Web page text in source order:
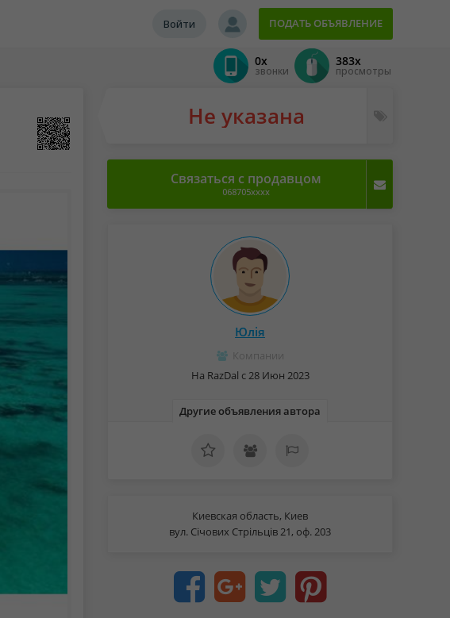
ПОДАТЬ ОБЪЯВЛЕНИЕ
Войти
0x
звонки
383x
просмотры
Не указана
Связаться с продавцом
068705xxxx
Юлія
Компании
На RazDal c 28 Июн 2023
Другие объявления автора
Киевская область, Киев
вул. Січових Стрільців 21, оф. 203